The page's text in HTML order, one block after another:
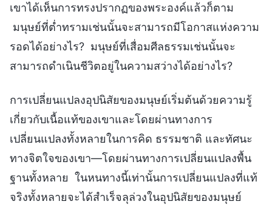
เขาได้เห็นการทรงปรากฏของพระองค์แล้วก็ตาม
มนุษย์ที่ต่ำทรามเช่นนั้นจะสามารถมีโอกาสแห่งความ
รอดได้อย่างไร? มนุษย์ที่เสื่อมศีลธรรมเช่นนั้นจะ
สามารถดำเนินชีวิตอยู่ในความสว่างได้อย่างไร?
การเปลี่ยนแปลงอุปนิสัยของมนุษย์เริ่มต้นด้วยความรู้
เกี่ยวกับเนื้อแท้ของเขาและโดยผ่านทางการ
เปลี่ยนแปลงทั้งหลายในการคิด ธรรมชาติ และทัศนะ
ทางจิตใจของเขา—โดยผ่านทางการเปลี่ยนแปลงพื้น
ฐานทั้งหลาย ในหนทางนี้เท่านั้นการเปลี่ยนแปลงที่แท้
จริงทั้งหลายจะได้สำเร็จลุล่วงในอุปนิสัยของมนุษย์